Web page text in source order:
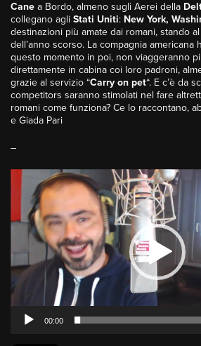
Cane a Bordo, almeno sugli Aerei della
collegano agli Stati Uniti: New York,
destinazioni più amate dai romani, stando
dell’anno scorso. La compagnia americana
questo momento in poi, non viaggeranno
direttamente in cabina coi loro padroni,
grazie al servizio “Carry on pet“. E c’è da
competitors saranno stimolati nel fare
romani come funziona? Ce lo raccontano,
e Giada Pari
–
Player
00:00